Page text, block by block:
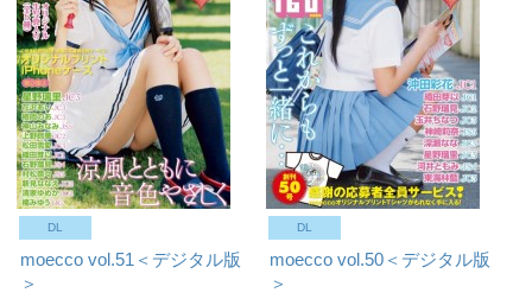
DL
moecco vol.51＜デジタル版
＞
DL
moecco vol.50＜デジタル版
＞